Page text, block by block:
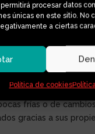
procesar datos
únicas en este sitio. No
a ciertas
Política de cookies
que no
pero con un punto
ofrece una
frías o de
gracias a sus